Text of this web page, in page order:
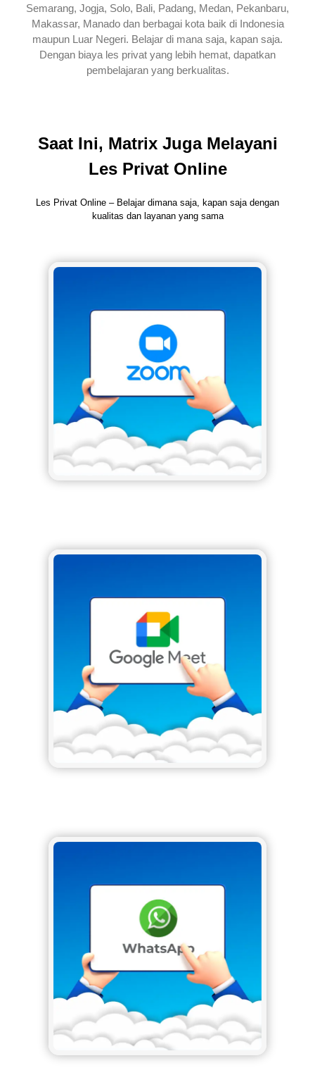
Semarang, Jogja, Solo, Bali, Padang, Medan, Pekanbaru,
Makassar, Manado dan berbagai kota baik di Indonesia
maupun Luar Negeri. Belajar di mana saja, kapan saja.
Dengan biaya les privat yang lebih hemat, dapatkan
pembelajaran yang berkualitas.
Saat Ini, Matrix Juga Melayani
Les Privat Online
Les Privat Online – Belajar dimana saja, kapan saja dengan
kualitas dan layanan yang sama